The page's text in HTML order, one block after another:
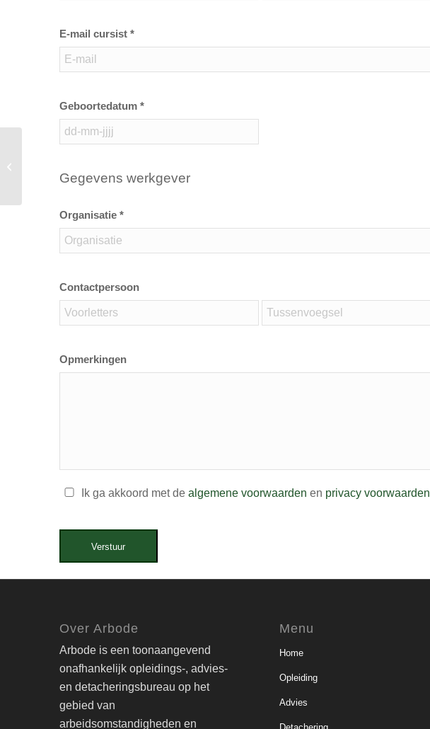
E-mail cursist *
Geboortedatum *
Gegevens werkgever
Organisatie *
Contactpersoon
Opmerkingen
Ik ga akkoord met de algemene voorwaarden en privacy voorwaarden
Verstuur
Over Arbode
Arbode is een toonaangevend
onafhankelijk opleidings-, advies-
en detacheringsbureau op het
gebied van
arbeidsomstandigheden en
Menu
Home
Opleiding
Advies
(diverse talen)